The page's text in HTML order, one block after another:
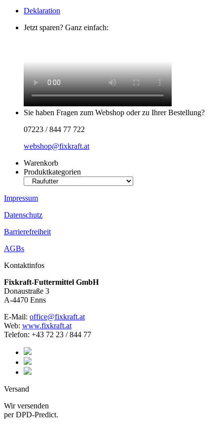
Deklaration
Jetzt sparen? Ganz einfach:
Sie haben Fragen zum Webshop oder zu Ihrer Bestellung?
07223 / 844 77 722
webshop@fixkraft.at
Warenkorb
Produktkategorien
Impressum
Datenschutz
Barrierefreiheit
AGBs
Kontaktinfos
Fixkraft-Futtermittel GmbH
Donaustraße 3
A-4470 Enns
E-Mail: office@fixkraft.at
Web: www.fixkraft.at
Telefon: +43 72 23 / 844 77
Versand
Wir versenden
per DPD-Predict.